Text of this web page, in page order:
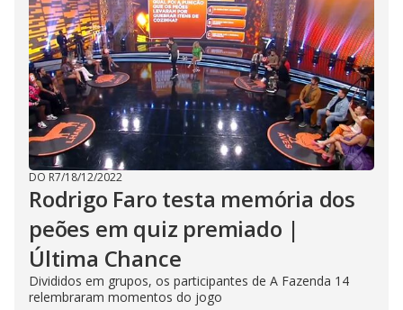
DO R7/18/12/2022
Rodrigo Faro testa memória dos
peões em quiz premiado |
Última Chance
Divididos em grupos, os participantes de A Fazenda 14
relembraram momentos do jogo